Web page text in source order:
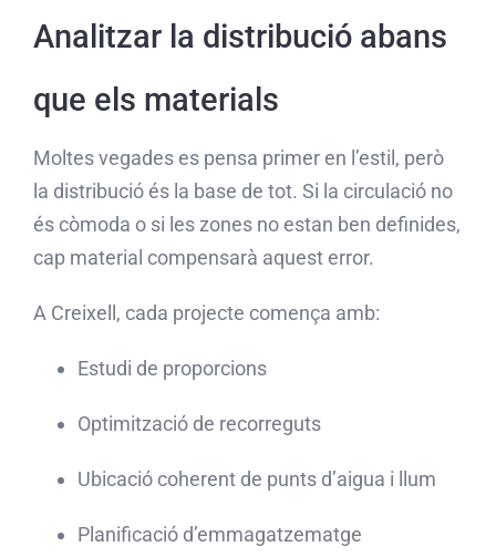
Analitzar la distribució abans
que els materials
Moltes vegades es pensa primer en l’estil, però
la distribució és la base de tot. Si la circulació no
és còmoda o si les zones no estan ben definides,
cap material compensarà aquest error.
A Creixell, cada projecte comença amb:
Estudi de proporcions
Optimització de recorreguts
Ubicació coherent de punts d’aigua i llum
Planificació d’emmagatzematge